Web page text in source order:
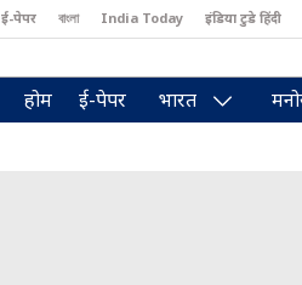
ई-पेपर বাংলা India Today इंडिया टुडे हिंदी
होम ई-पेपर भारत